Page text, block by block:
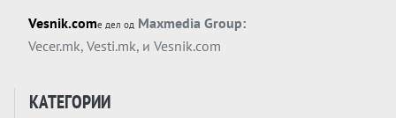
Вечер тема
АТОМСКО ДОМИНО НА БЛИСКИОТ
Vesnik.comе дел од Maxmedia Group:
Vecer.mk, Vesti.mk, и Vesnik.com
КАТЕГОРИИ